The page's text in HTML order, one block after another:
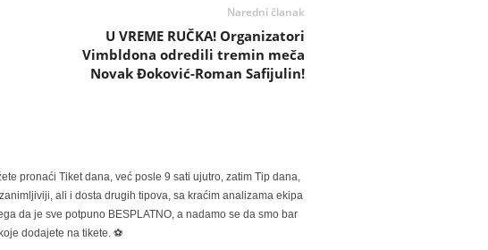
Naredni članak
U VREME RUČKA! Organizatori
Vimbldona odredili tremin meča
Novak Đoković-Roman Safijulin!
pronaći Tiket dana, već posle 9 sati ujutro, zatim Tip dana,
ali i dosta drugih tipova, sa kraćim analizama ekipa
da je sve potpuno BESPLATNO, a nadamo se da smo bar
dodajete na tikete. ⚽